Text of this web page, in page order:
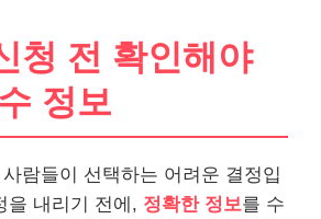
청 전 확인해야
정보
람들이 선택하는 어려운 결정입
을 내리기 전에, 정확한 정보를 수